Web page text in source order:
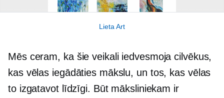
Lieta Art
Mēs ceram, ka šie veikali iedvesmoja cilvēkus,
kas vēlas iegādāties mākslu, un tos, kas vēlas
to izgatavot līdzīgi. Būt māksliniekam ir